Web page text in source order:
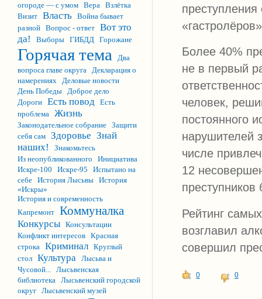
огороде — с умом Вера Взлётка
Визит Власть Война бывает
разной Вопрос - ответ Вот это
да!
Выборы ГИБДД Горожане
Горячая тема
Два
вопроса главе округа Декларация о
намерениях Деловые новости
День Победы Доброе дело
Дороги Есть повод Есть
проблема Жизнь
Законодательное собрание Защити
себя сам Здоровье Знай
наших!
Знакомьтесь
Из неопубликованного
Инициатива
Искре-100
Искре-95
Испытано на
себе История Лысьвы История
«Искры»
История и современность
Капремонт Коммуналка
Конкурсы Консультации
Конфликт интересов Красная
строка Криминал Круглый
стол Культура Лысьва и
Чусовой... Лысьвенская
библиотека Лысьвенский городской
округ Лысьвенский музей
Более 40%
не в первый
человек,
постоянного
нарушителей
числе
12
Рейтинг
возглавил
совершил
0 0